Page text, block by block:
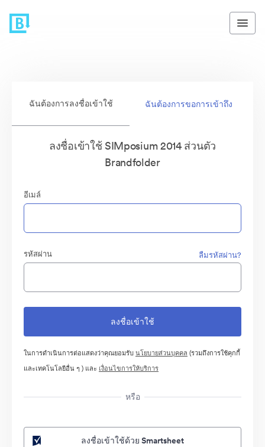
ฉันต้องการลงชื่อเข้าใช้ ฉันต้องการขอการเข้าถึง
ลงชื่อเข้าใช้ SIMposium 2014 ส่วนตัว
Brandfolder
อีเมล์
รหัสผ่าน ลืมรหัสผ่าน?
ในการดำเนินการต่อแสดงว่าคุณยอมรับนโยบายส่วนบุคคล (รวมถึงการใช้คุกกี้
และเทคโนโลยีอื่น ๆ ) และ เงื่อนไขการให้บริการ
หรือ
ลงชื่อเข้าใช้ด้วย Smartsheet